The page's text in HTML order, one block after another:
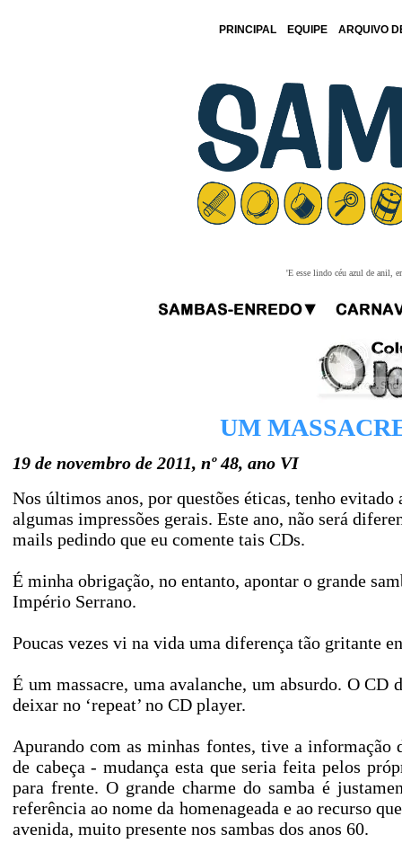
PRINCIPAL EQUIPE ARQUIVO
'E esse lindo céu azul de anil,
UM
19 de novembro de 2011, nº 48, ano VI
Nos últimos anos, por questões éticas, tenho evitado
algumas impressões gerais. Este ano, não será
mails pedindo que eu comente tais CDs.
É minha obrigação, no entanto, apontar o grande
Império Serrano.
Poucas vezes vi na vida uma diferença tão gritante
É um massacre, uma avalanche, um absurdo. O CD
deixar no ‘repeat’ no CD player.
Apurando com as minhas fontes, tive a informação
de cabeça - mudança esta que seria feita pelos
para frente. O grande charme do samba é
referência ao nome da homenageada e ao recurso
avenida, muito presente nos sambas dos anos 60.